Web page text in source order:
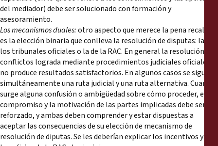
del mediador) debe ser solucionado con formación y
asesoramiento.
Los mecanismos duales:otro aspecto que merece la pena recalcar
es la elección binaria que conlleva la resolución de disputas: la de
los tribunales oficiales o la de la RAC. En general la resolución de
conflictos lograda mediante procedimientos judiciales oficiales
no produce resultados satisfactorios. En algunos casos se sigue
simultáneamente una ruta judicial y una ruta alternativa. Cuando
surge alguna confusión o ambigüedad sobre cómo proceder, el
compromiso y la motivación de las partes implicadas debe ser
reforzado, y ambas deben comprender y estar dispuestas a
aceptar las consecuencias de su elección de mecanismo de
resolución de diputas. Se les deberían explicar los incentivos y los